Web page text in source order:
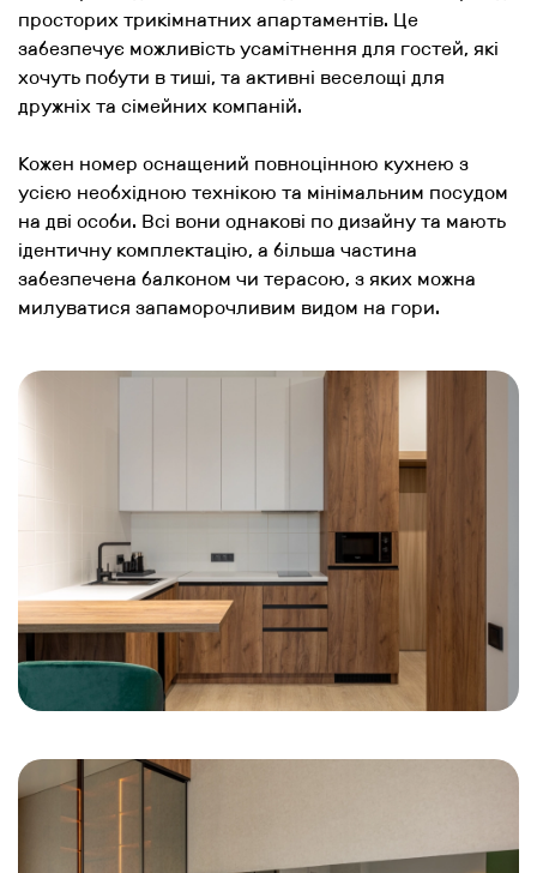
просторих трикімнатних апартаментів. Це
забезпечує можливість усамітнення для гостей, які
хочуть побути в тиші, та активні веселощі для
дружніх та сімейних компаній.
Кожен номер оснащений повноцінною кухнею з
усією необхідною технікою та мінімальним посудом
на дві особи. Всі вони однакові по дизайну та мають
ідентичну комплектацію, а більша частина
забезпечена балконом чи терасою, з яких можна
милуватися запаморочливим видом на гори.